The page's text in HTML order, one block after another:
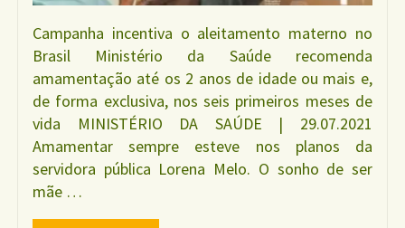
Campanha incentiva o aleitamento materno no
Brasil Ministério da Saúde recomenda
amamentação até os 2 anos de idade ou mais e,
de forma exclusiva, nos seis primeiros meses de
vida MINISTÉRIO DA SAÚDE | 29.07.2021
Amamentar sempre esteve nos planos da
servidora pública Lorena Melo. O sonho de ser
mãe …